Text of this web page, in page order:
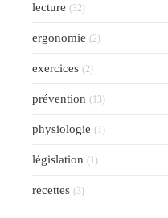
lecture (32)
ergonomie (2)
exercices (2)
prévention (13)
physiologie (1)
législation (1)
recettes (3)